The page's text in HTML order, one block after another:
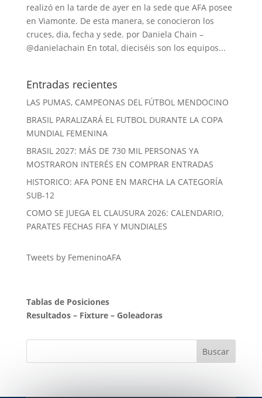
realizó en la tarde de ayer en la sede que AFA posee
en Viamonte. De esta manera, se conocieron los
cruces, dia, fecha y sede. por Daniela Chain –
@danielachain En total, dieciséis son los equipos...
Entradas recientes
LAS PUMAS, CAMPEONAS DEL FÚTBOL MENDOCINO
BRASIL PARALIZARÁ EL FUTBOL DURANTE LA COPA
MUNDIAL FEMENINA
BRASIL 2027: MÁS DE 730 MIL PERSONAS YA
MOSTRARON INTERÉS EN COMPRAR ENTRADAS
HISTORICO: AFA PONE EN MARCHA LA CATEGORÍA
SUB-12
COMO SE JUEGA EL CLAUSURA 2026: CALENDARIO,
PARATES FECHAS FIFA Y MUNDIALES
Tweets by FemeninoAFA
Tablas de Posiciones
Resultados– Fixture– Goleadoras